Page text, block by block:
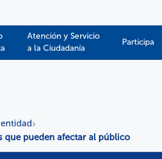
Atención y Servicio
a la Ciudadanía
Participa
›
que pueden afectar al público